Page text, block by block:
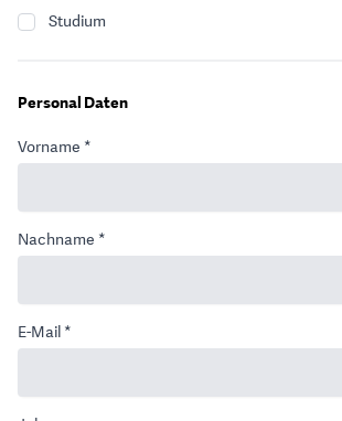
Studium
Personal Daten
Vorname *
Nachname *
E-Mail *